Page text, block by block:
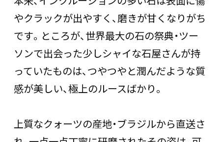
やクラックが出やすく、磨きが甘くなりがち
です。ところが、世界最大の石の祭典・ツー
ソンで出会った少しシャイな石屋さんが持
っていたものは、つやつやと潤んだような質
感が美しい、極上のルースばかり。
上質なクォーツの産地・ブラジルから直送さ